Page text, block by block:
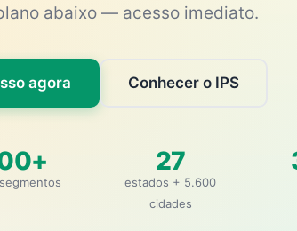
abaixo — acesso imediato.
agora Conhecer o IPS
27
estados + 5.600
cidades